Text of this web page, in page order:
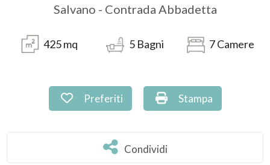
Salvano - Contrada Abbadetta
425mq 5Bagni 7Camere
Preferiti: Cod. PU-245
Preferiti Stampa: Cod. PU-
Stampa
Condividi
Condividi
Commerciali
Prezzo